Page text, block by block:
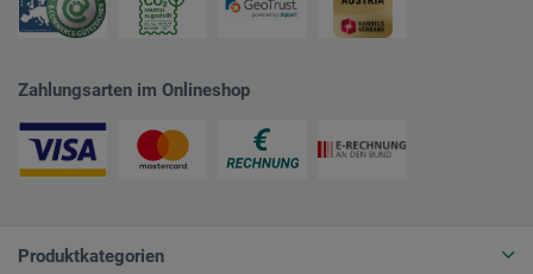
Zahlungsarten im Onlineshop
Produktkategorien